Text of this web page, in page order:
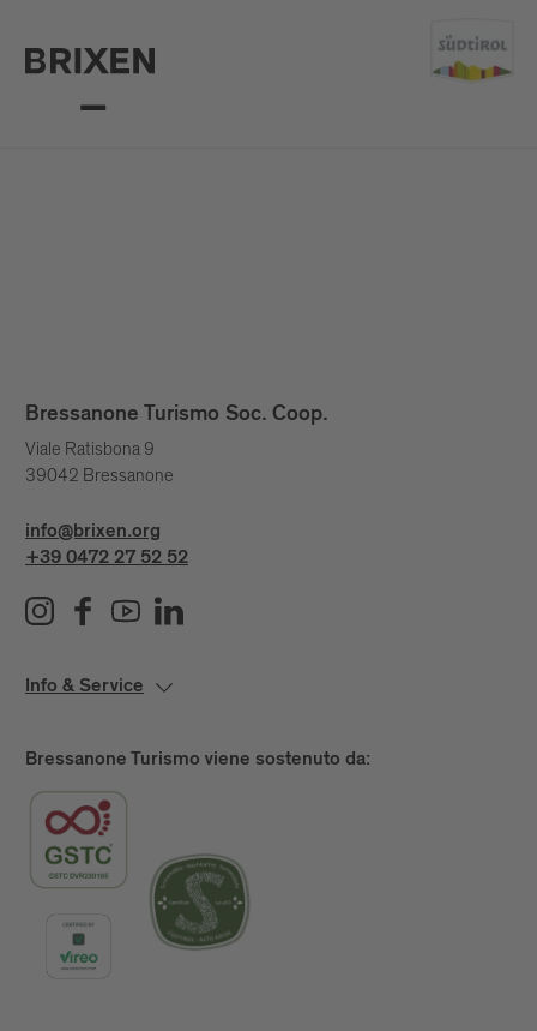
Bressanone Turismo Soc. Coop.
Viale Ratisbona 9
39042 Bressanone
info@brixen.org
+39 0472 27 52 52
Info & Service
Bressanone Turismo viene sostenuto da: